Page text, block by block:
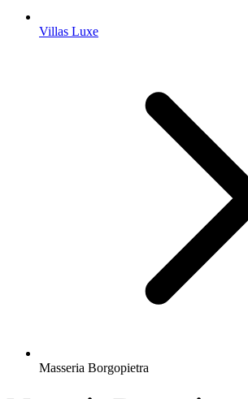
Villas Luxe
Masseria Borgopietra